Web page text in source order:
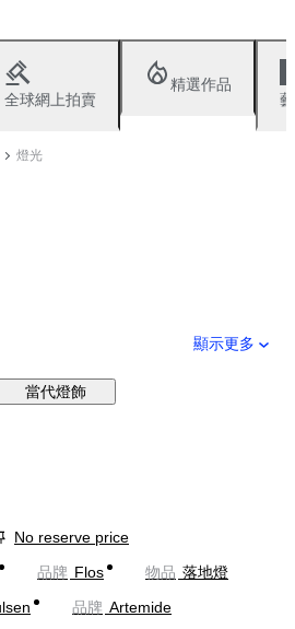
全球網上拍賣
精選作品
燈光
顯示更多
當代燈飾
No reserve price
品牌 Flos 物品 落地燈
品牌 Artemide